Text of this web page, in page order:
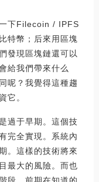
下Filecoin / IPFS
特幣；后來用區塊
發現區塊鏈還可以
給我們帶來什么
呢？我覺得這種趨
它。
過于早期。這個技
完全實現。系統內
。這樣的技術將來
最大的風險。而也
段，前期在知道的